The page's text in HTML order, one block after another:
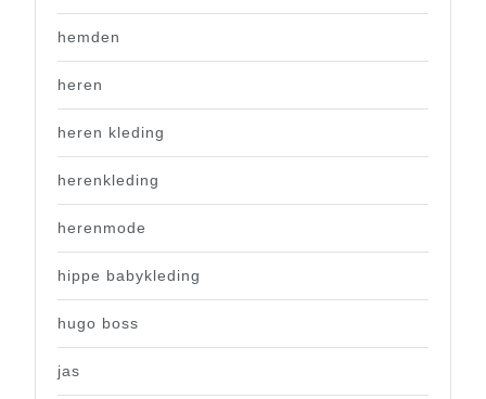
hemden
heren
heren kleding
herenkleding
herenmode
hippe babykleding
hugo boss
jas